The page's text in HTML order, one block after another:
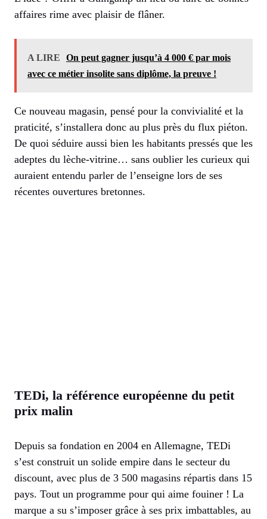
affaires rime avec plaisir de flâner.
A LIRE
On peut gagner jusqu’à 4 000 € par mois
avec ce métier insolite sans diplôme, la preuve !
Ce nouveau magasin, pensé pour la convivialité et la
praticité, s’installera donc au plus près du flux piéton.
De quoi séduire aussi bien les habitants pressés que les
adeptes du lèche-vitrine… sans oublier les curieux qui
auraient entendu parler de l’enseigne lors de ses
récentes ouvertures bretonnes.
TEDi, la référence européenne du petit
prix malin
Depuis sa fondation en 2004 en Allemagne, TEDi
s’est construit un solide empire dans le secteur du
discount, avec plus de 3 500 magasins répartis dans 15
pays. Tout un programme pour qui aime fouiner ! La
marque a su s’imposer grâce à ses prix imbattables, au